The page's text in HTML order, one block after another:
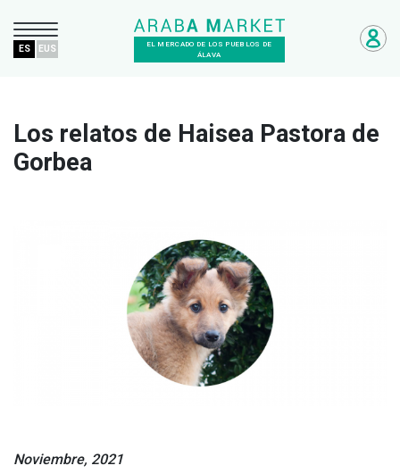
EL MERCADO DE LOS PUEBLOS DE
ÁLAVA
ES EUS
Los relatos de Haisea Pastora de
Gorbea
Noviembre, 2021